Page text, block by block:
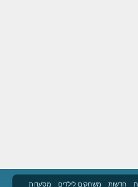
חדשות משחקים לילדים מסעדות